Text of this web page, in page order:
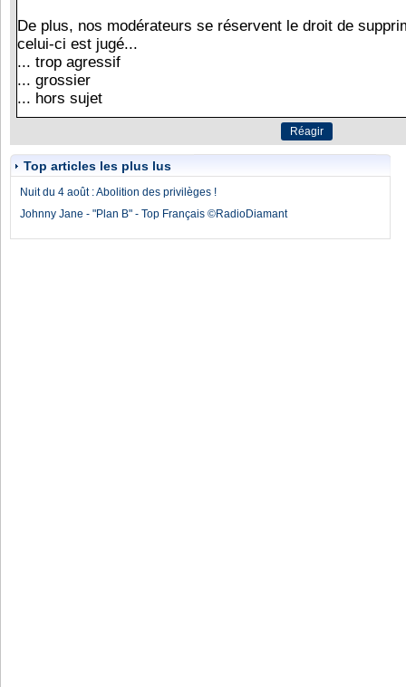
Top articles les plus lus
Nuit du 4 août : Abolition des privilèges !
Johnny Jane - "Plan B" - Top Français ©RadioDiamant